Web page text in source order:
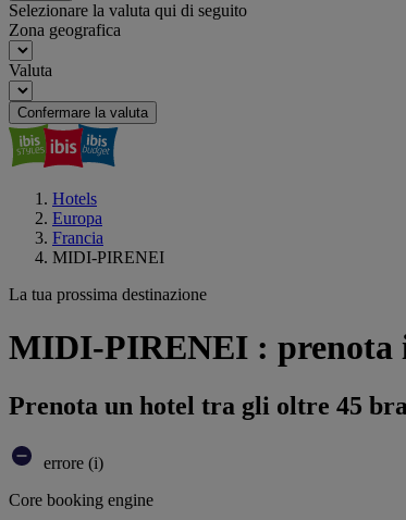
Selezionare la valuta qui di seguito
Zona geografica
Valuta
Confermare la valuta
Hotels
Europa
Francia
MIDI-PIRENEI
La tua prossima destinazione
MIDI-PIRENEI : prenota
Prenota un hotel tra gli oltre 45
errore (i)
Core booking engine